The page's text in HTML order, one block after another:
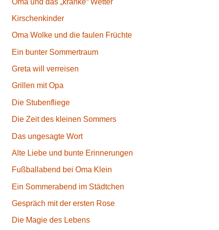
Kirschenkinder
Oma Wolke und die faulen Früchte
Ein bunter Sommertraum
Greta will verreisen
Grillen mit Opa
Die Stubenfliege
Die Zeit des kleinen Sommers
Das ungesagte Wort
Alte Liebe und bunte Erinnerungen
Fußballabend bei Oma Klein
Ein Sommerabend im Städtchen
Gespräch mit der ersten Rose
Die Magie des Lebens